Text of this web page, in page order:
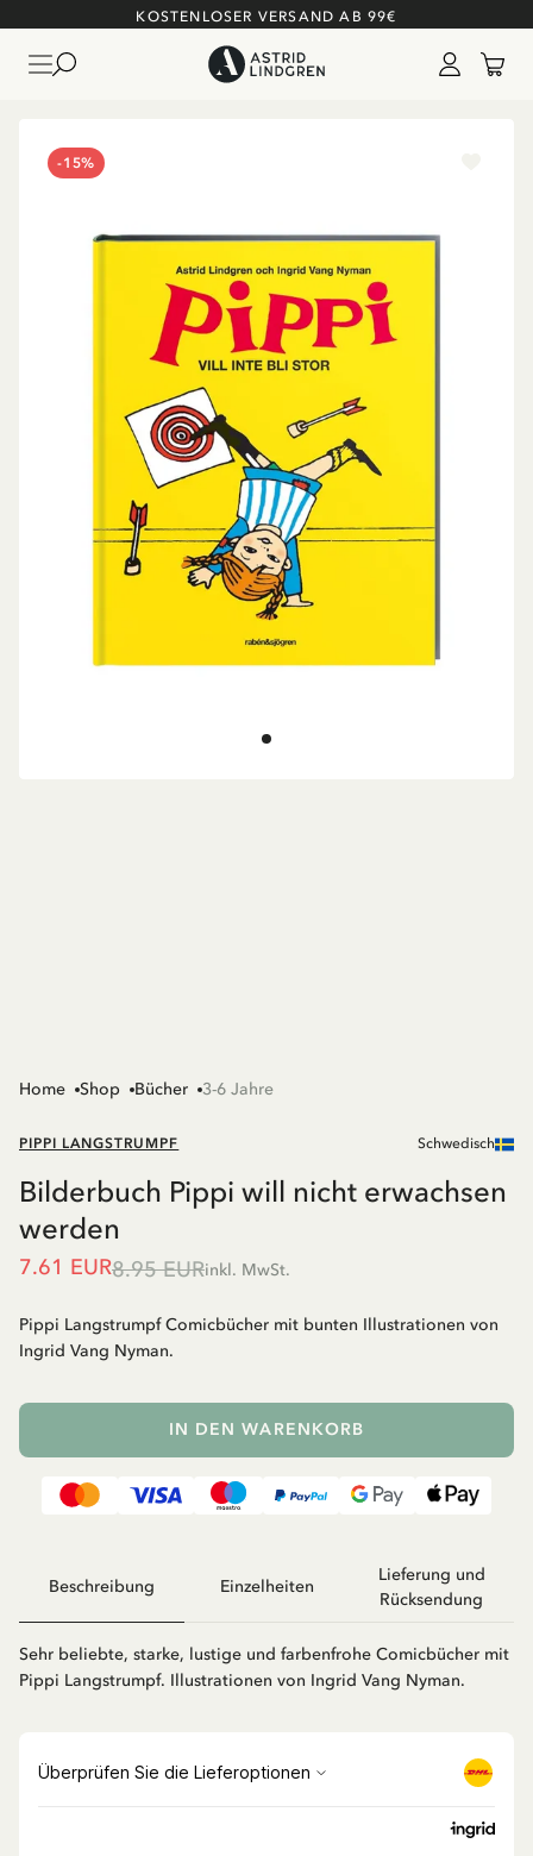
KOSTENLOSER VERSAND AB 99€
-15%
Home Shop Bücher 3-6 Jahre
PIPPI LANGSTRUMPF Schwedisch
Bilderbuch Pippi will nicht erwachsen
werden
7.61 EUR8.95 EURinkl. MwSt.
Pippi Langstrumpf Comicbücher mit bunten Illustrationen von
Ingrid Vang Nyman.
IN DEN WARENKORB
Beschreibung Einzelheiten
Lieferung und
Rücksendung
Sehr beliebte, starke, lustige und farbenfrohe Comicbücher mit
Pippi Langstrumpf. Illustrationen von Ingrid Vang Nyman.